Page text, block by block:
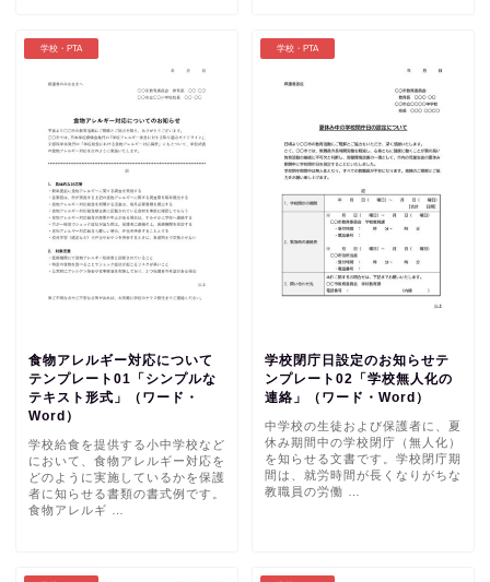
学校・PTA
食物アレルギー対応について
テンプレート01「シンプルな
テキスト形式」（ワード・
Word）
学校給食を提供する小中学校など
において、食物アレルギー対応を
どのように実施しているかを保護
者に知らせる書類の書式例です。
食物アレルギ …
学校・PTA
学校閉庁日設定のお知らせテ
ンプレート02「学校無人化の
連絡」（ワード・Word）
中学校の生徒および保護者に、夏
休み期間中の学校閉庁（無人化）
を知らせる文書です。学校閉庁期
間は、就労時間が長くなりがちな
教職員の労働 …